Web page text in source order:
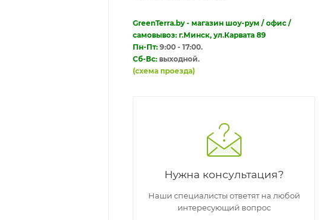
GreenTerra.by - магазин шоу-рум / офис /
самовывоз: г.Минск, ул.Карвата 89
Пн-Пт: 9:00 - 17:00.
Сб-Вс: выходной.
(схема проезда)
Нужна консультация?
Наши специалисты ответят на любой
интересующий вопрос